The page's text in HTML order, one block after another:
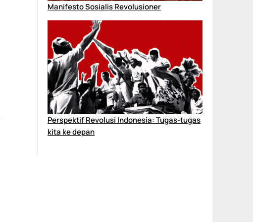
Manifesto Sosialis Revolusioner
Perspektif Revolusi Indonesia: Tugas-tugas
kita ke depan